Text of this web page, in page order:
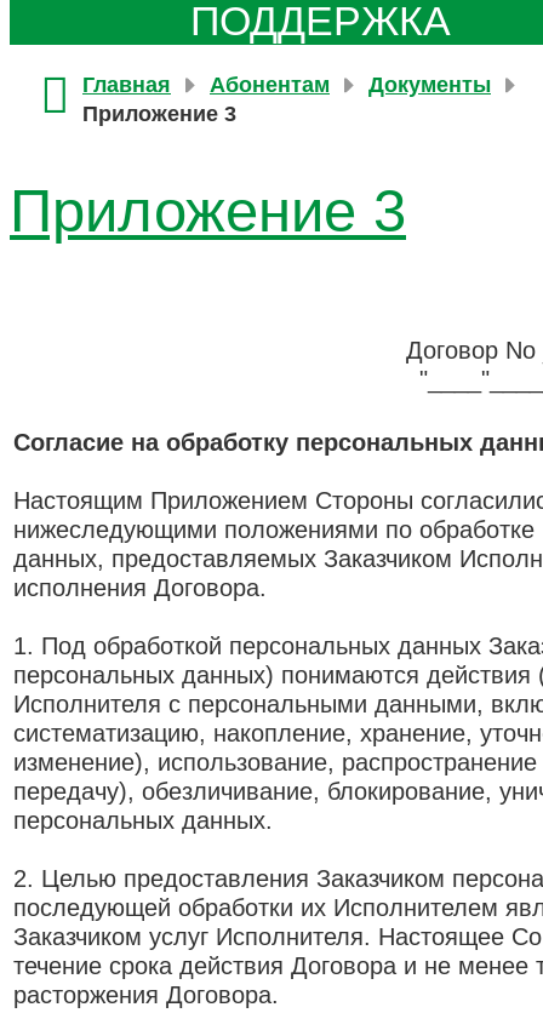
ПОДДЕРЖКА
Главная Абонентам
Документы
Приложение 3
Приложение 3
Договор
Согласие на обработку персональных
Настоящим Приложением Стороны
нижеследующими положениями по обработке
данных, предоставляемых Заказчиком
исполнения Договора.
1. Под обработкой персональных данных
персональных данных) понимаются действия
Исполнителя с персональными данными,
систематизацию, накопление, хранение,
изменение), использование,
передачу), обезличивание, блокирование,
персональных данных.
2. Целью предоставления Заказчиком
последующей обработки их Исполнителем
Заказчиком услуг Исполнителя. Настоящее
течение срока действия Договора и не менее
расторжения Договора.